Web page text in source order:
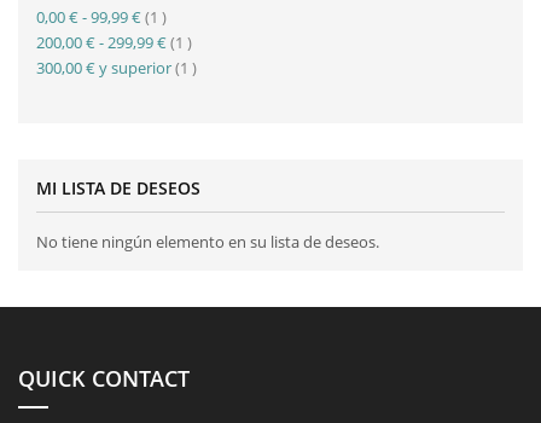
0,00 €-99,99 € 1 artículo
200,00 €-299,99 € 1 artículo
300,00 €y superior 1 artículo
MI LISTA DE DESEOS
No tiene ningún elemento en su lista de deseos.
QUICK CONTACT